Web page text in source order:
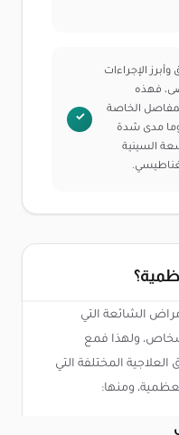
الإجراءات
فهذه
الخاصة
وما مدى شدة
السينية
الشائعة التي
ولهذا فمع
المختلفة التي
ومنها: